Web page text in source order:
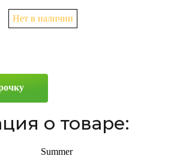
Нет в наличии
о товаре:
Summer